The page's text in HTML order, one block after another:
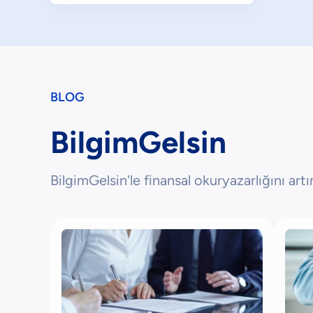
BLOG
BilgimGelsin
BilgimGelsin'le finansal okuryazarlığını